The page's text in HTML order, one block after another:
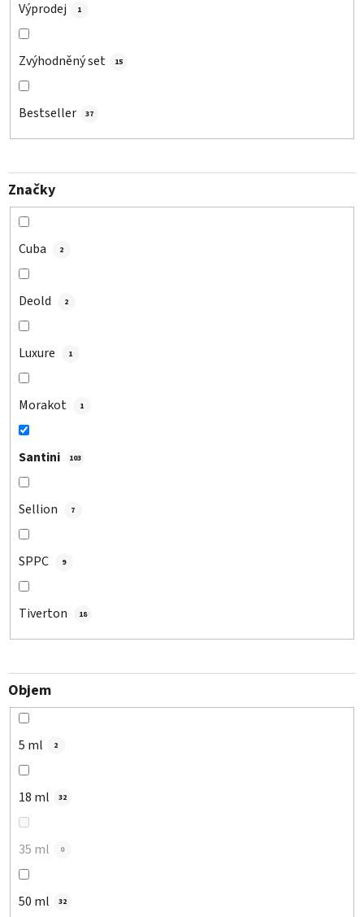
Výprodej 1
Zvýhodněný set 15
Bestseller 37
Značky
Cuba 2
Deold 2
Luxure 1
Morakot 1
Santini 103
Sellion 7
SPPC 9
Tiverton 18
Objem
5 ml 2
18 ml 32
35 ml 0
50 ml 32